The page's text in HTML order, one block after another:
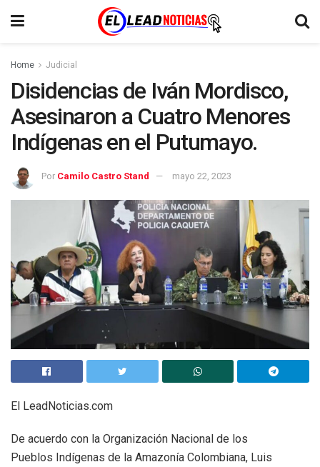
Home Judicial
Disidencias de Iván Mordisco,
Asesinaron a Cuatro Menores
Indígenas en el Putumayo.
Por Camilo Castro Stand mayo 22, 2023
El LeadNoticias.com
De acuerdo con la Organización Nacional de los
Pueblos Indígenas de la Amazonía Colombiana, Luis